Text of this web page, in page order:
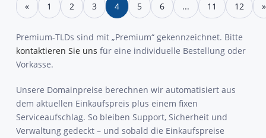
« 1 2 3 4 5 6 ... 11 12 »
Premium-TLDs sind mit „Premium“ gekennzeichnet. Bitte
kontaktieren Sie uns für eine individuelle Bestellung oder
Vorkasse.
Unsere Domainpreise berechnen wir automatisiert aus
dem aktuellen Einkaufspreis plus einem fixen
Serviceaufschlag. So bleiben Support, Sicherheit und
Verwaltung gedeckt – und sobald die Einkaufspreise